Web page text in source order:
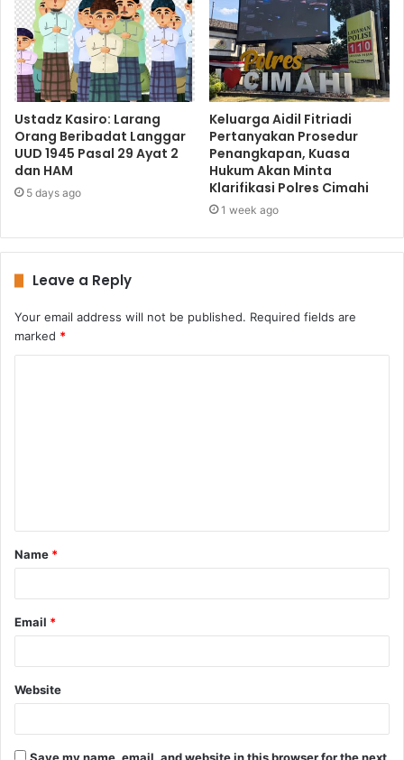
Ustadz Kasiro: Larang
Orang Beribadat Langgar
UUD 1945 Pasal 29 Ayat 2
dan HAM
5 days ago
Keluarga Aidil Fitriadi
Pertanyakan Prosedur
Penangkapan, Kuasa
Hukum Akan Minta
Klarifikasi Polres Cimahi
1 week ago
Leave a Reply
Your email address will not be published. Required fields are
marked *
t
*
Name *
Email *
Website